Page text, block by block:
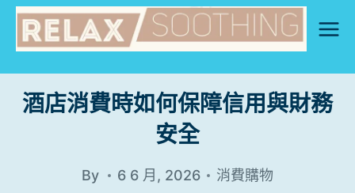
Skip
content
酒店消費時如何保障信用與財務
安全
By 6 6 月, 2026 消費購物